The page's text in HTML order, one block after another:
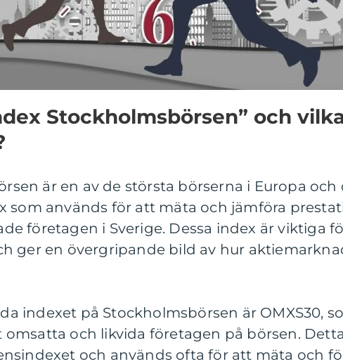
Stockholmsbörsen” och
är en av de största börserna i Europa och
som används för att mäta och jämföra
företagen i Sverige. Dessa index är viktiga
ger en övergripande bild av hur
indexet på Stockholmsbörsen är OMXS30,
omsatta och likvida företagen på börsen.
och används ofta för att mäta och